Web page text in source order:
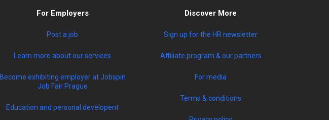
For Employers
Post a job
Learn more about our services
Become exhibiting employer at Jobspin
Job Fair Prague
Education and personal developent
Discover More
Sign up for the HR newsletter
Affiliate program & our partners
For media
Terms & conditions